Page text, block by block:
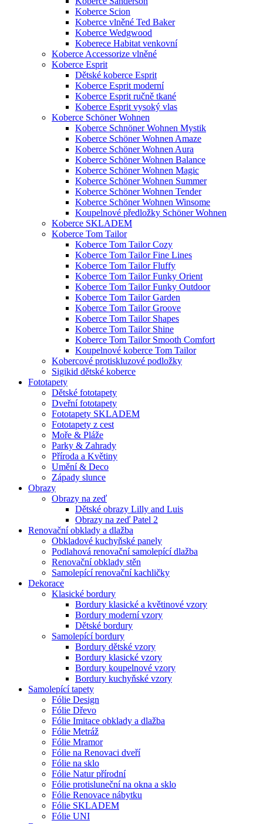
Koberce Scion
Koberce vlněné Ted Baker
Koberce Wedgwood
Koberece Habitat venkovní
Koberce Accessorize vlněné
Koberce Esprit
Dětské koberce Esprit
Koberce Esprit moderní
Koberce Esprit ručně tkané
Koberce Esprit vysoký vlas
Koberce Schöner Wohnen
Koberce Schnöner Wohnen Mystik
Koberce Schöner Wohnen Amaze
Koberce Schöner Wohnen Aura
Koberce Schöner Wohnen Balance
Koberce Schöner Wohnen Magic
Koberce Schöner Wohnen Summer
Koberce Schöner Wohnen Tender
Koberce Schöner Wohnen Winsome
Koupelnové předložky Schöner Wohnen
Koberce SKLADEM
Koberce Tom Tailor
Koberce Tom Tailor Cozy
Koberce Tom Tailor Fine Lines
Koberce Tom Tailor Fluffy
Koberce Tom Tailor Funky Orient
Koberce Tom Tailor Funky Outdoor
Koberce Tom Tailor Garden
Koberce Tom Tailor Groove
Koberce Tom Tailor Shapes
Koberce Tom Tailor Shine
Koberce Tom Tailor Smooth Comfort
Koupelnové koberce Tom Tailor
Kobercové protiskluzové podložky
Sigikid dětské koberce
Fototapety
Dětské fototapety
Dveřní fototapety
Fototapety SKLADEM
Fototapety z cest
Moře & Pláže
Parky & Zahrady
Příroda a Květiny
Umění & Deco
Západy slunce
Obrazy
Obrazy na zeď
Dětské obrazy Lilly and Luis
Obrazy na zeď Patel 2
Renovační obklady a dlažba
Obkladové kuchyňské panely
Podlahová renovační samolepící dlažba
Renovační obklady stěn
Samolepící renovační kachličky
Dekorace
Klasické bordury
Bordury klasické a květinové vzory
Bordury moderní vzory
Dětské bordury
Samolepící bordury
Bordury dětské vzory
Bordury klasické vzory
Bordury koupelnové vzory
Bordury kuchyňské vzory
Samolepící tapety
Fólie Design
Fólie Dřevo
Fólie Imitace obklady a dlažba
Fólie Metráž
Fólie Mramor
Fólie na Renovaci dveří
Fólie na sklo
Fólie Natur přírodní
Fólie protisluneční na okna a sklo
Fólie Renovace nábytku
Fólie SKLADEM
Fólie UNI